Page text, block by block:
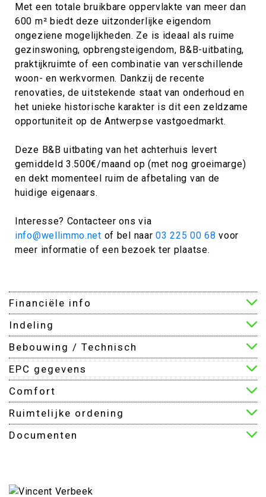
Met een totale bruikbare oppervlakte van meer dan
600 m² biedt deze uitzonderlijke eigendom
ongeziene mogelijkheden. Ze is ideaal als ruime
gezinswoning, opbrengsteigendom, B&B-uitbating,
praktijkruimte of een combinatie van verschillende
woon- en werkvormen. Dankzij de recente
renovaties, de uitstekende staat van onderhoud en
het unieke historische karakter is dit een zeldzame
opportuniteit op de Antwerpse vastgoedmarkt.
Deze B&B uitbating van het achterhuis levert
gemiddeld 3.500€/maand op (met nog groeimarge)
en dekt momenteel ruim de afbetaling van de
huidige eigenaars.
Interesse? Contacteer ons via
info@wellimmo.net of bel naar03 225 00 68 voor
meer informatie of een bezoek ter plaatse.
Financiële info
Indeling
Bebouwing / Technisch
EPC gegevens
Comfort
Ruimtelijke ordening
Documenten